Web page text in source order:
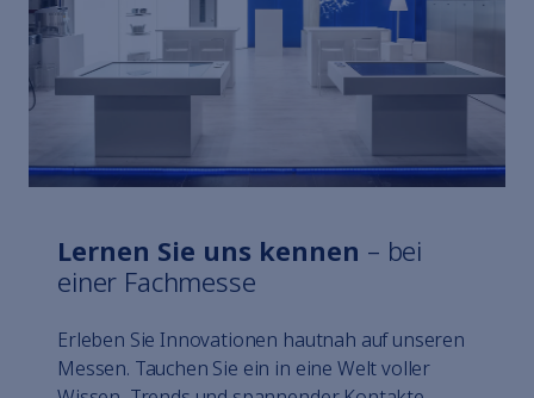
Lernen Sie uns kennen – bei
einer Fachmesse
Erleben Sie Innovationen hautnah auf unseren
Messen. Tauchen Sie ein in eine Welt voller